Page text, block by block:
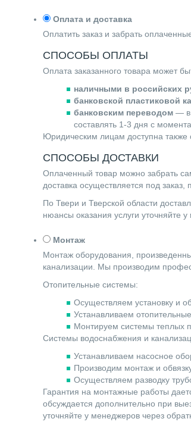
Оплата и доставка
Оплатить заказ и забрать
СПОСОБЫ ОПЛАТЫ
Оплата заказанного товара может
наличными в российских
банковской пластиковой
банковским переводом — в
составлять 1-3 дня с
Юридическим лицам доступна также
СПОСОБЫ ДОСТАВКИ
Оплаченный товар можно забрать
доставка осуществляется под
По Твери и Тверской области
нюансы оказания услуги уточняйте
Монтаж
Монтаж оборудования,
канализации. Мы производим
Отопительные системы:
Осуществляем установку и
Устанавливаем
Монтируем системы теплых
Системы водоснабжения и
Устанавливаем насосное
Производим монтаж и
Осуществляем разводку
Гарантия на монтажные работы
обсуждается дополнительно при
уточняйте у менеджеров через